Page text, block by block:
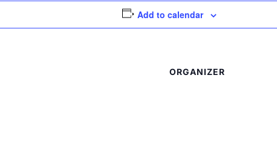
Add to calendar
ORGANIZER